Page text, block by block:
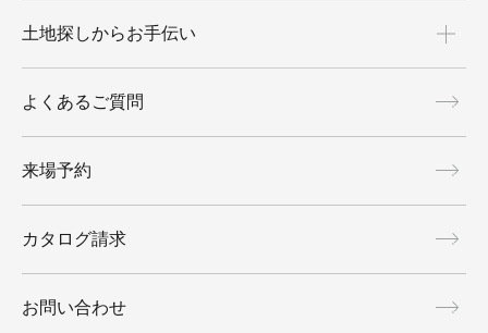
土地探しからお手伝い
よくあるご質問
来場予約
カタログ請求
お問い合わせ